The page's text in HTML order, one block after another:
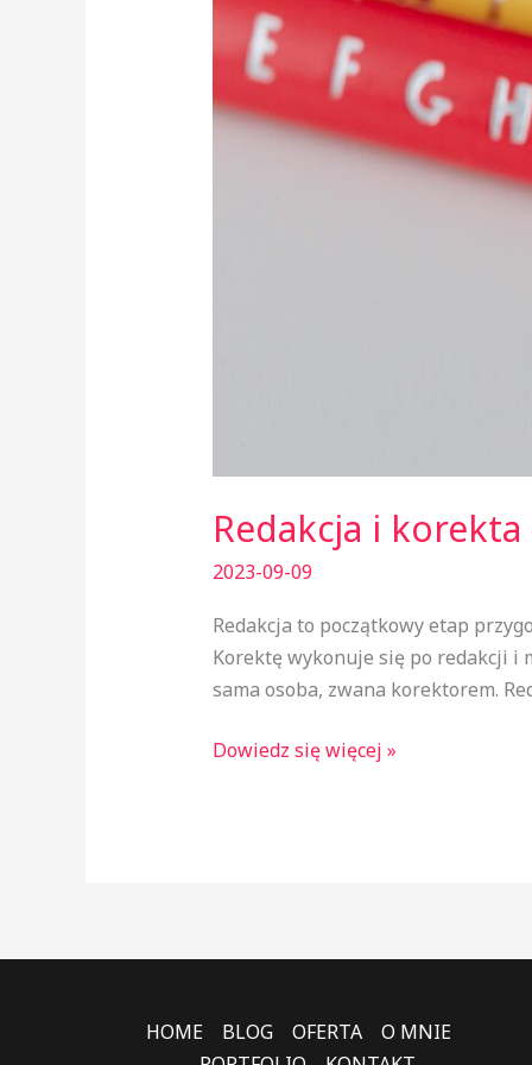
Redakcja i
2023-09-09
Redakcja to początkowy etap
Korektę wykonuje się po redakcji i
sama osoba, zwana korektorem.
Dowiedz się więcej »
HOME BLOG OFERTA
O MNIE